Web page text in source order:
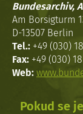
Bundesarchiv,
Am Borsigturm
D-13507 Berlin
Tel.: +49 (030)
Fax: +49 (030)
Web:
Pokud se